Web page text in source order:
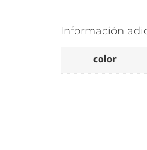
Información
color